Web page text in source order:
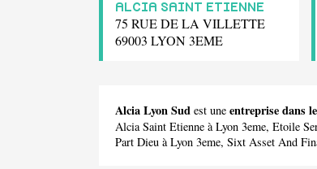
ALCIA SAINT ETIENNE
75 RUE DE LA VILLETTE
69003 LYON 3EME
Alcia Lyon Sud est une entreprise dans
Alcia Saint Etienne à Lyon 3eme, Etoile
Part Dieu à Lyon 3eme, Sixt Asset And